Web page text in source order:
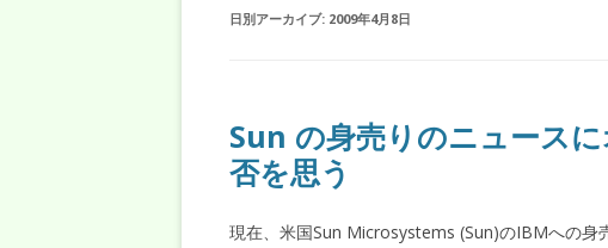
日別アーカイブ: 2009年4月8日
Sun の身売りのニュース
否を思う
現在、米国Sun Microsystems (Sun)のIBMへの身